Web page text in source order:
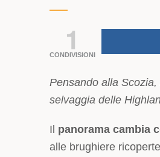
1
CONDIVISIONI
Pensando alla
selvaggia delle
Il panorama cambia
alle brughiere